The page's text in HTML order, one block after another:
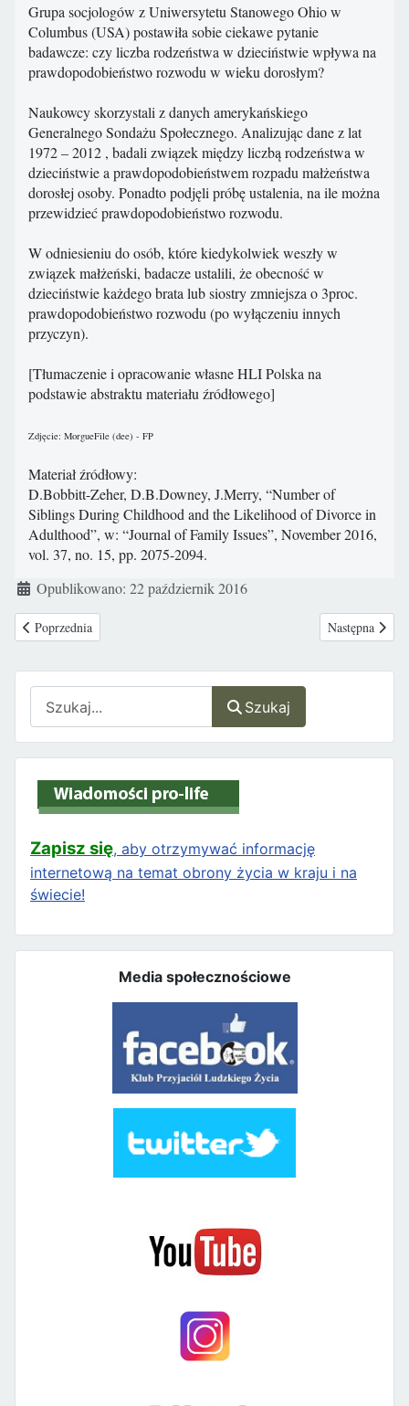
Szukaj
Zapisz się, aby otrzymywać informację
internetową na temat obrony życia w kraju i na
świecie!
Media społecznościowe
Grupa socjologów z Uniwersytetu Stanowego Ohio w
Columbus (USA) postawiła sobie ciekawe pytanie
badawcze: czy liczba rodzeństwa w dzieciństwie wpływa na
prawdopodobieństwo rozwodu w wieku dorosłym?
Naukowcy skorzystali z danych amerykańskiego
Generalnego Sondażu Społecznego. Analizując dane z lat
1972 – 2012 , badali związek między liczbą rodzeństwa w
dzieciństwie a prawdopodobieństwem rozpadu małżeństwa
dorosłej osoby. Ponadto podjęli próbę ustalenia, na ile można
przewidzieć prawdopodobieństwo rozwodu.
W odniesieniu do osób, które kiedykolwiek weszły w
związek małżeński, badacze ustalili, że obecność w
dzieciństwie każdego brata lub siostry zmniejsza o 3proc.
prawdopodobieństwo rozwodu (po wyłączeniu innych
przyczyn).
[Tłumaczenie i opracowanie własne HLI Polska na
podstawie abstraktu materiału źródłowego]
Zdjęcie: MorgueFile (dee) - FP
Materiał źródłowy:
D.Bobbitt-Zeher, D.B.Downey, J.Merry, “Number of
Siblings During Childhood and the Likelihood of Divorce in
Adulthood”, w: “Journal of Family Issues”, November 2016,
vol. 37, no. 15, pp. 2075-2094.
Szczegóły
Opublikowano: 22 październik 2016
Poprzednia strona: Program "Za życiem" w pierwszej kolejności dla
Poprzednia Następna
Następna